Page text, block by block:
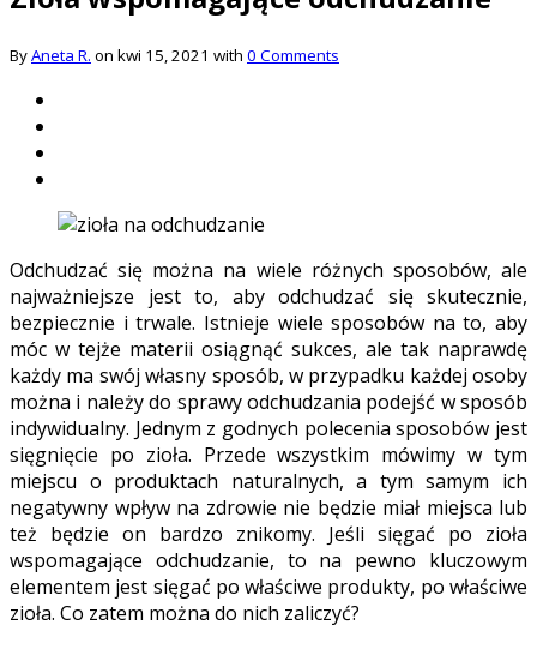
ByAneta R. on kwi 15, 2021 with 0 Comments
Odchudzać się można na wiele różnych sposobów, ale
najważniejsze jest to, aby odchudzać się skutecznie,
bezpiecznie i trwale. Istnieje wiele sposobów na to, aby
móc w tejże materii osiągnąć sukces, ale tak naprawdę
każdy ma swój własny sposób, w przypadku każdej osoby
można i należy do sprawy odchudzania podejść w sposób
indywidualny. Jednym z godnych polecenia sposobów jest
sięgnięcie po zioła. Przede wszystkim mówimy w tym
miejscu o produktach naturalnych, a tym samym ich
negatywny wpływ na zdrowie nie będzie miał miejsca lub
też będzie on bardzo znikomy. Jeśli sięgać po zioła
wspomagające odchudzanie, to na pewno kluczowym
elementem jest sięgać po właściwe produkty, po właściwe
zioła. Co zatem można do nich zaliczyć?